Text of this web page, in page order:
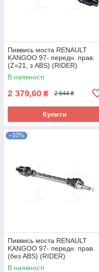
Пиввись моста RENAULT
KANGOO 97- передн. прав.
(Z=21, з ABS) (RIDER)
RD.255021067 UA58
В наявності
2 379,60 ₴ 2 644 ₴
Купити
–10%
Пиввись моста RENAULT
KANGOO 97- передн. прав.
(без ABS) (RIDER)
RD.255021062 UA58
В наявності